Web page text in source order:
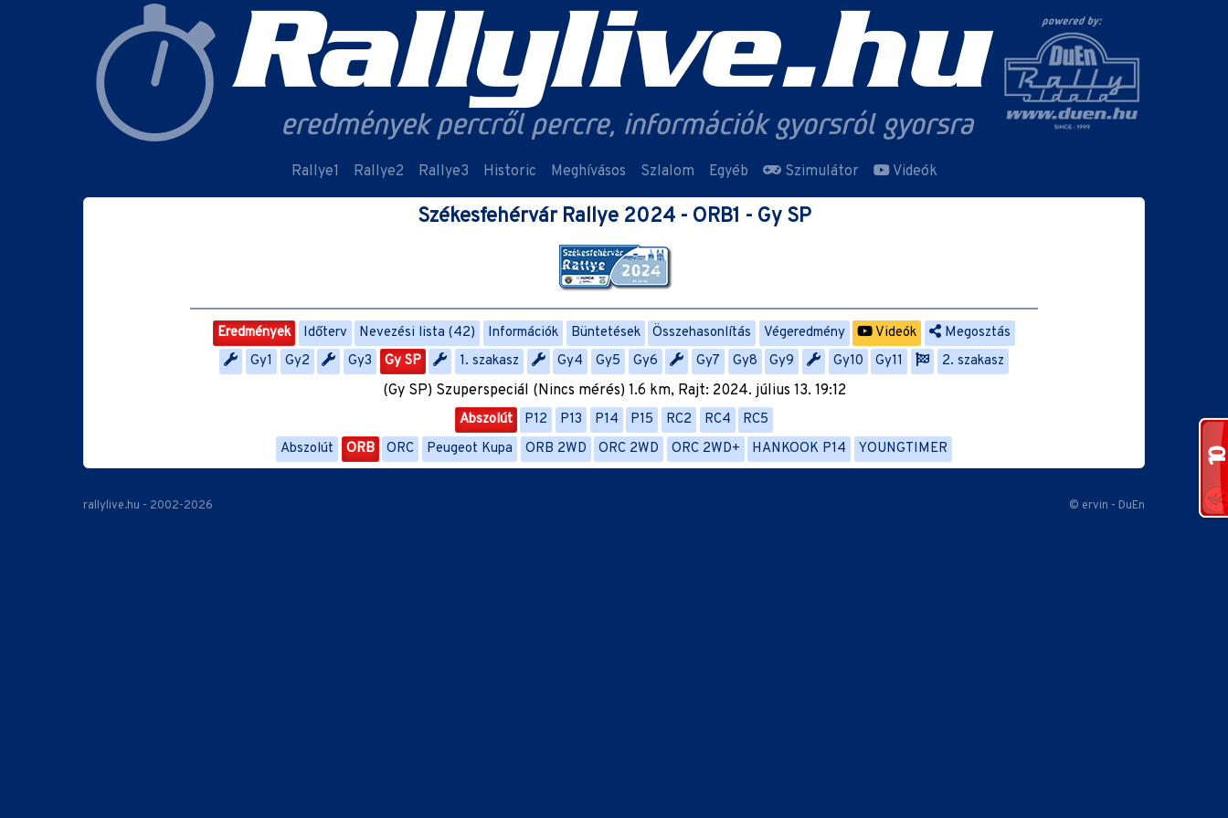
Rallye1 Rallye2 Rallye3 Historic Meghívásos Szlalom Egyéb Szimulátor Videók
Székesfehérvár Rallye 2024 - ORB1 - Gy SP
Eredmények Időterv Nevezési lista (42) Információk Büntetések Összehasonlítás Végeredmény Videók
Megosztás
Gy1
Gy2 Gy3 Gy SP 1. szakasz Gy4 Gy5 Gy6 Gy7 Gy8 Gy9 Gy10 Gy11 2. szakasz
(Gy SP) Szuperspeciál (Nincs mérés) 1.6 km, Rajt: 2024. július 13. 19:12
Abszolút P12 P13 P14 P15 RC2 RC4
RC5
Abszolút
ORB ORC Peugeot Kupa ORB 2WD ORC 2WD ORC 2WD+ HANKOOK P14 YOUNGTIMER
rallylive.hu - 2002-2026 © ervin - DuEn